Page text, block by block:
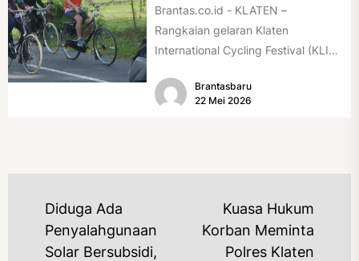
Brantas.co.id - KLATEN –
Rangkaian gelaran Klaten
International Cycling Festival (KLIC
(17/5/2026). Rangkaian kegiatan
dibuka...
Brantasbaru
22 Mei 2026
NAVIGASI
POS
Diduga Ada
Penyalahgunaan
Solar Bersubsidi,
Kuasa Hukum
Korban Meminta
Polres Klaten